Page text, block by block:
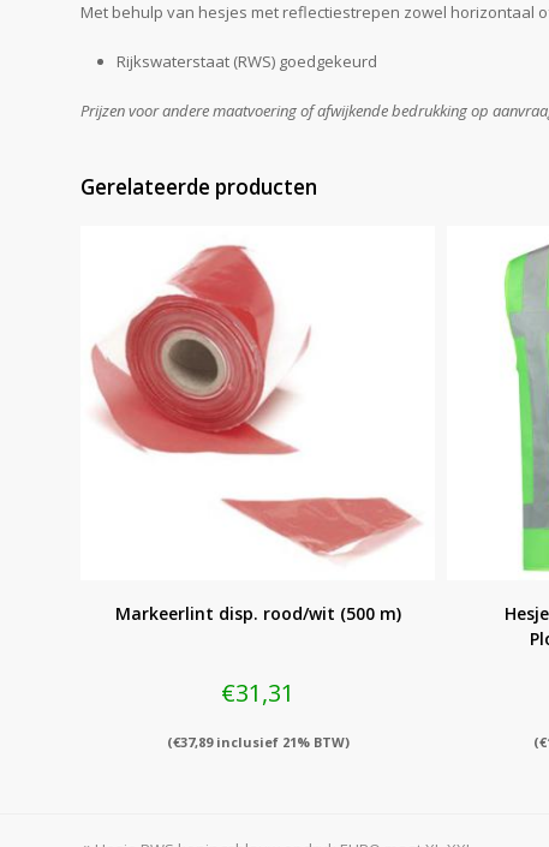
Met behulp van hesjes met reflectiestrepen zowel horizontaal
Rijkswaterstaat (RWS) goedgekeurd
Prijzen voor andere maatvoering of afwijkende bedrukking op
Gerelateerde producten
Markeerlint disp. rood/wit (500 m)
€31,31
(€37,89inclusief 21% BTW) (€